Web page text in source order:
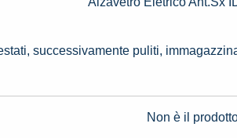
successivamente puliti,
Non è il